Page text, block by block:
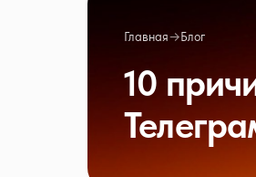
Главная→Блог
10